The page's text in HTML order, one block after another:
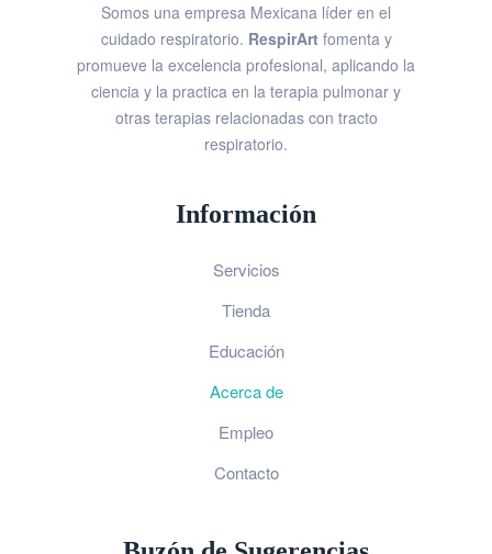
Somos una empresa Mexicana líder en el
cuidado respiratorio. RespirArtfomenta y
promueve la excelencia profesional, aplicando la
ciencia y la practica en la terapia pulmonar y
otras terapias relacionadas con tracto
respiratorio.
Información
Servicios
Tienda
Educación
Acerca de
Empleo
Contacto